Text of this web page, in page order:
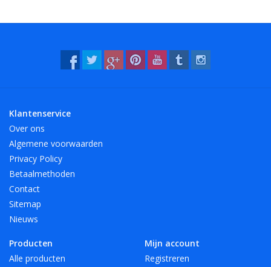
kleuren!
- 12 mooie, heldere kleuren, ook transparant!
Klantenservice
Over ons
Algemene voorwaarden
Privacy Policy
Betaalmethoden
Contact
Sitemap
Nieuws
Producten
Alle producten
Mijn account
Registreren